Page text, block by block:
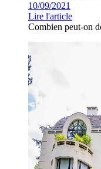
10/09/2021
Lire l'article
Combien peut-on